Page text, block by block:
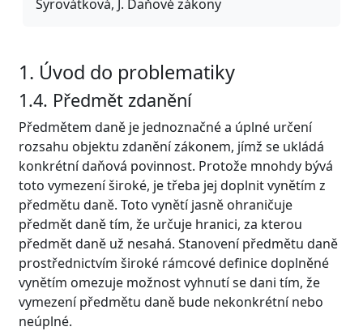
Syrovátková, J. Daňové zákony
1. Úvod do problematiky
1.4. Předmět zdanění
Předmětem daně je jednoznačné a úplné určení
rozsahu objektu zdanění zákonem, jímž se ukládá
konkrétní daňová povinnost. Protože mnohdy bývá
toto vymezení široké, je třeba jej doplnit vynětím z
předmětu daně. Toto vynětí jasně ohraničuje
předmět daně tím, že určuje hranici, za kterou
předmět daně už nesahá. Stanovení předmětu daně
prostřednictvím široké rámcové definice doplněné
vynětím omezuje možnost vyhnutí se dani tím, že
vymezení předmětu daně bude nekonkrétní nebo
neúplné.